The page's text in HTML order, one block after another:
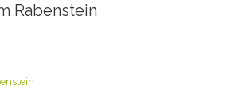
Rabenstein